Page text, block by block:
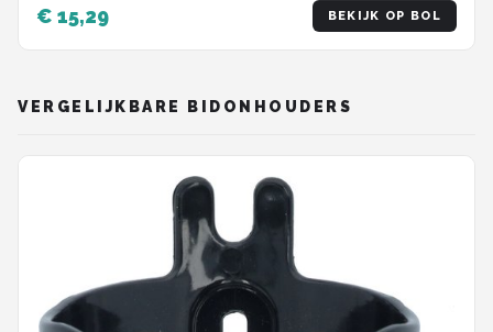
€ 15,29 BEKIJK OP BOL
VERGELIJKBARE BIDONHOUDERS